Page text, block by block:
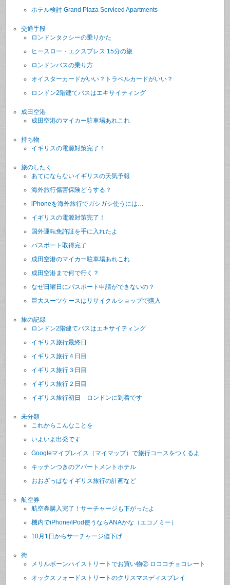
ホテル検討 Grand Plaza Serviced Apartments
交通手段
ロンドンタクシーの乗りかた
ヒースロー・エクスプレス 15分の旅
ロンドンバスの乗り方
オイスターカードがいい？トラベルカードがいい？
ロンドン2階建てバスはエキサイティング
成田空港
成田空港のマイカー駐車場あれこれ
持ち物
イギリスの電源対策完了！
旅のしたく
あてにならないイギリスの天気予報
海外旅行傷害保険どうする？
iPhoneを海外旅行でガシガシ使うには…
イギリスの電源対策完了！
国外運転免許証を手に入れたよ
パスポート取得完了
成田空港のマイカー駐車場あれこれ
成田空港まで何で行く？
なぜ日曜日にパスポート申請ができないの？
巨大スーツケースはリサイクルショップで購入
旅の記録
ロンドン2階建てバスはエキサイティング
イギリス旅行最終日
イギリス旅行４日目
イギリス旅行３日目
イギリス旅行２日目
イギリス旅行初日 ロンドンに到着です
未分類
これからこんなことを
いよいよ出発です
Googleマイプレイス（マイマップ）で旅行コースをつくるよ
キッチンつきのアパートメントホテル
おおざっぱなイギリス旅行の計画など
航空券
航空券購入完了！サーチャージも下がったよ
機内でiPhone/iPod使うならANAかな（エコノミー）
10月1日からサーチャージ値下げ
街
メリルボーンハイストリートでお買い物② ロココチョコレート
オックスフォードストリートのクリスマスディスプレイ